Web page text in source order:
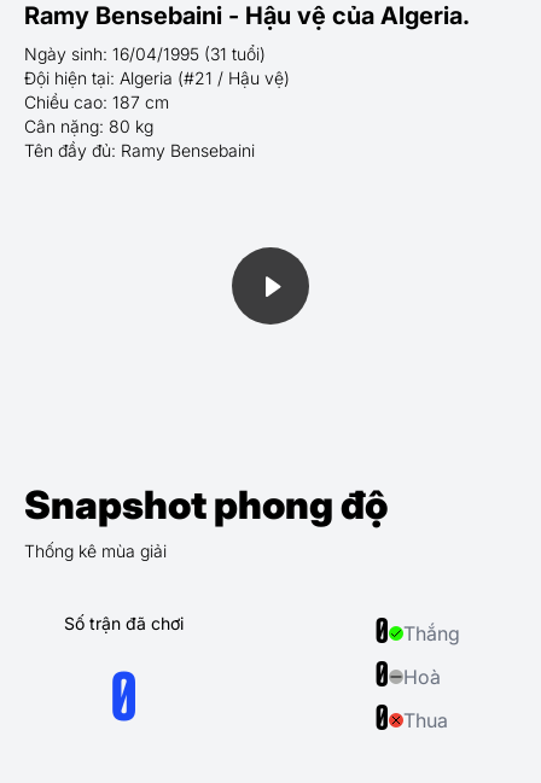
Ramy Bensebaini - Hậu vệ của Algeria.
Ngày sinh: 16/04/1995 (31 tuổi)
Đội hiện tại: Algeria (#21 / Hậu vệ)
Chiều cao: 187 cm
Cân nặng: 80 kg
Tên đầy đủ: Ramy Bensebaini
Snapshot phong độ
Thống kê mùa giải
Số trận đã chơi
0
0 Thắng
0 Hoà
0 Thua